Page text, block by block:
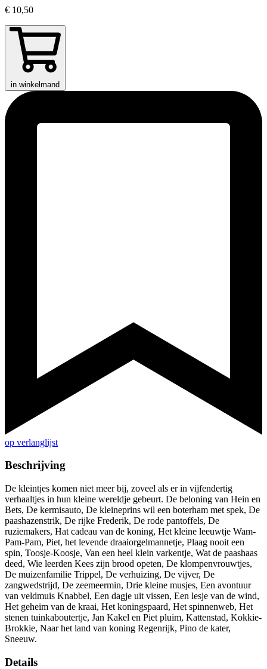
€ 10,50
in winkelmand
op verlanglijst
Beschrijving
De kleintjes komen niet meer bij, zoveel als er in vijfendertig
verhaaltjes in hun kleine wereldje gebeurt. De beloning van Hein en
Bets, De kermisauto, De kleineprins wil een boterham met spek, De
paashazenstrik, De rijke Frederik, De rode pantoffels, De
ruziemakers, Hat cadeau van de koning, Het kleine leeuwtje Wam-
Pam-Pam, Piet, het levende draaiorgelmannetje, Plaag nooit een
spin, Toosje-Koosje, Van een heel klein varkentje, Wat de paashaas
deed, Wie leerden Kees zijn brood opeten, De klompenvrouwtjes,
De muizenfamilie Trippel, De verhuizing, De vijver, De
zangwedstrijd, De zeemeermin, Drie kleine musjes, Een avontuur
van veldmuis Knabbel, Een dagje uit vissen, Een lesje van de wind,
Het geheim van de kraai, Het koningspaard, Het spinnenweb, Het
stenen tuinkaboutertje, Jan Kakel en Piet pluim, Kattenstad, Kokkie-
Brokkie, Naar het land van koning Regenrijk, Pino de kater,
Sneeuw.
Details